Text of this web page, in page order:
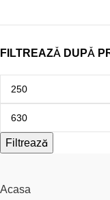
FILTREAZĂ DUPĂ
Filtrează
Acasa